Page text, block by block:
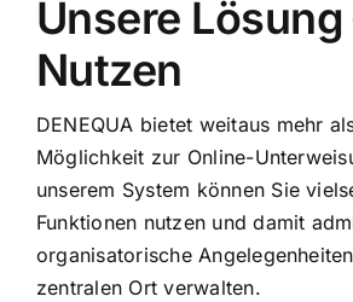
Demozugang
Unsere Lösung
Nutzen
DENEQUA bietet weitaus mehr
Möglichkeit zur Online-
unserem System können Sie
Funktionen nutzen und damit
organisatorische
zentralen Ort verwalten.